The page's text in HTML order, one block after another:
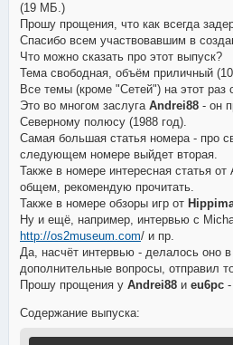
(19 МБ.)
Прошу прощения, что как всегда
Спасибо всем участвовавшим в
Что можно сказать про этот выпуск?
Тема свободная, объём приличный
Все темы (кроме "Сетей") на этот раз
Это во многом заслуга Andrei88 - он
Северному полюсу (1988 год).
Самая большая статья номера - про
следующем номере выйдет вторая.
Также в номере интересная статья
общем, рекомендую прочитать.
Также в номере обзоры игр от
Ну и ещё, например, интервью с
http://os2museum.com/ и пр.
Да, насчёт интервью - делалось оно
дополнительные вопросы, отправил
Прошу прощения у Andrei88 и eu6pc
Содержание выпуска: